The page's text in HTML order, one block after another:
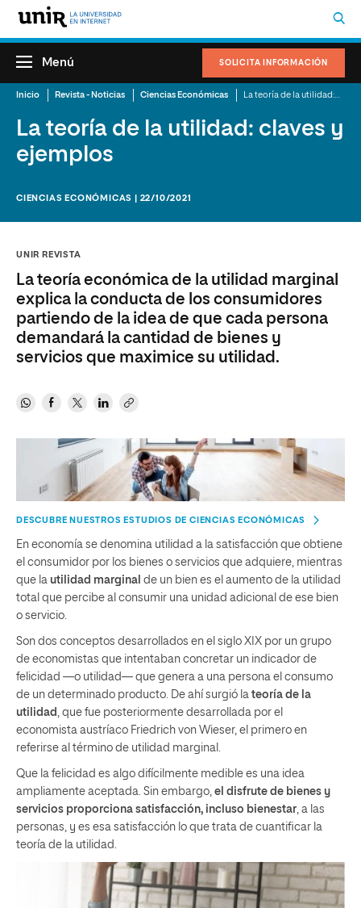
SOLICITA INFORMACIÓN
Menú
Inicio Revista - Noticias Ciencias Económicas
La teoría de la utilidad: claves y
ejemplos
CIENCIAS ECONÓMICAS | 22/10/2021
UNIR REVISTA
La teoría económica de la utilidad marginal
explica la conducta de los consumidores
partiendo de la idea de que cada persona
demandará la cantidad de bienes y
servicios que maximice su utilidad.
DESCUBRE NUESTROS ESTUDIOS DE CIENCIAS ECONÓMICAS
En economía se denomina utilidad a la satisfacción que obtiene
el consumidor por los bienes o servicios que adquiere, mientras
que la utilidad marginal de un bien es el aumento de la utilidad
total que percibe al consumir una unidad adicional de ese bien
o servicio.
Son dos conceptos desarrollados en el siglo XIX por un grupo
de economistas que intentaban concretar un indicador de
felicidad —o utilidad— que genera a una persona el consumo
de un determinado producto. De ahí surgió la teoría de la
utilidad, que fue posteriormente desarrollada por el
economista austríaco Friedrich von Wieser, el primero en
referirse al término de utilidad marginal.
Que la felicidad es algo difícilmente medible es una idea
ampliamente aceptada. Sin embargo, el disfrute de bienes y
servicios proporciona satisfacción, incluso bienestar, a las
personas, y es esa satisfacción lo que trata de cuantificar la
teoría de la utilidad.